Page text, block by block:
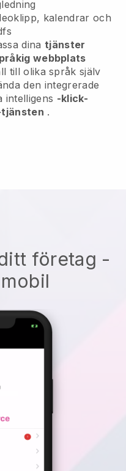
kalendrar och
dinatjänster
webbplats
till olika språk själv
den integrerade
intelligens -klick-
.
företag -